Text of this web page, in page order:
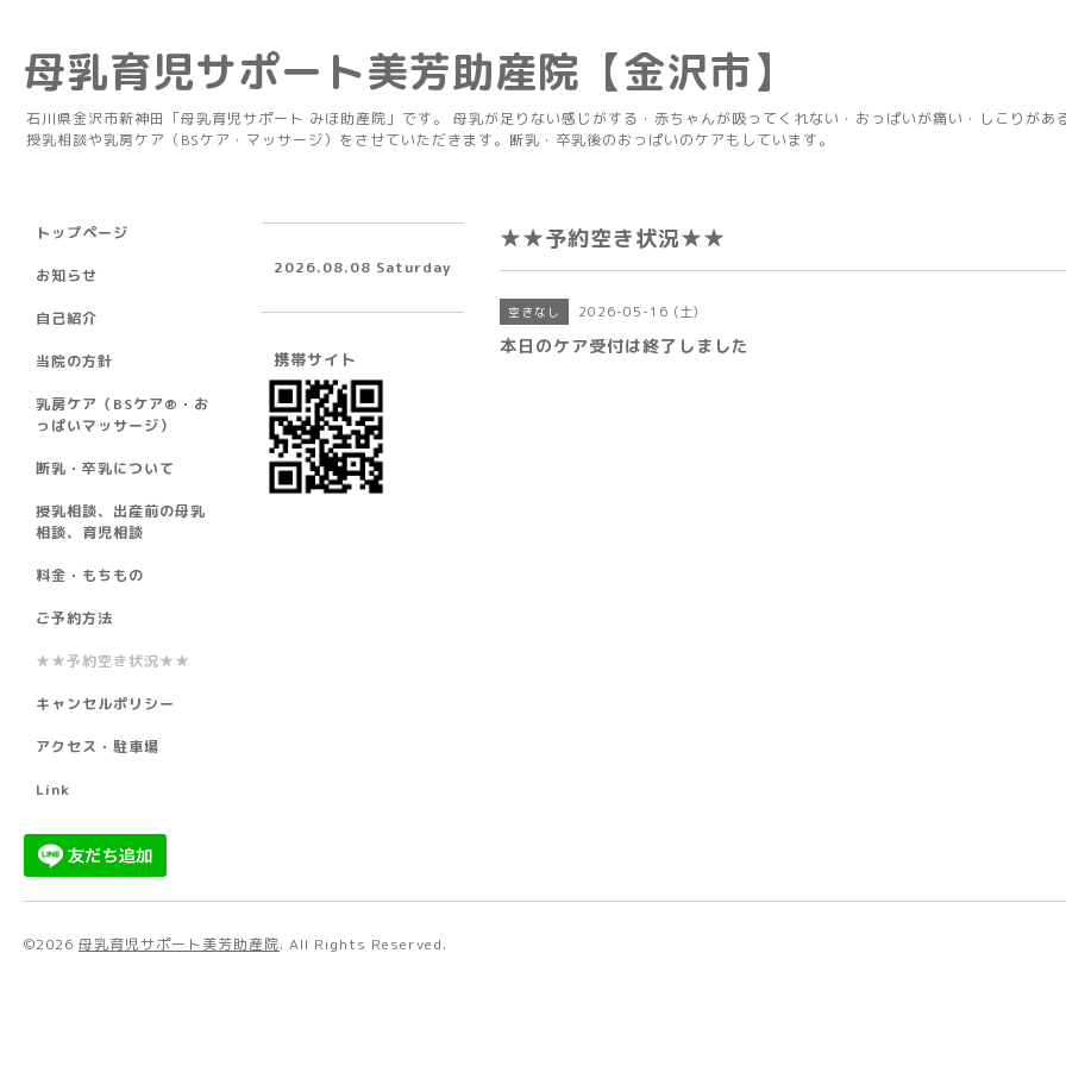
母乳育児サポート美芳助産院【金沢市】
石川県金沢市新神田「母乳育児サポート みほ助産院」です。 母乳が足りない感じがする・赤ちゃんが吸ってくれない・おっぱいが痛い・しこりがあ
授乳相談や乳房ケア（BSケア・マッサージ）をさせていただきます。断乳・卒乳後のおっぱいのケアもしています。
★★予約空き状況★★
空きなし 2026-05-16 (土)
本日のケア受付は終了しました
トップページ
お知らせ
自己紹介
当院の方針
乳房ケア（BSケア®︎・お
っぱいマッサージ）
断乳・卒乳について
授乳相談、出産前の母乳
相談、育児相談
料金・もちもの
ご予約方法
★★予約空き状況★★
キャンセルポリシー
アクセス・駐車場
Link
2026.08.08 Saturday
携帯サイト
©2026 母乳育児サポート美芳助産院. All Rights Reserved.